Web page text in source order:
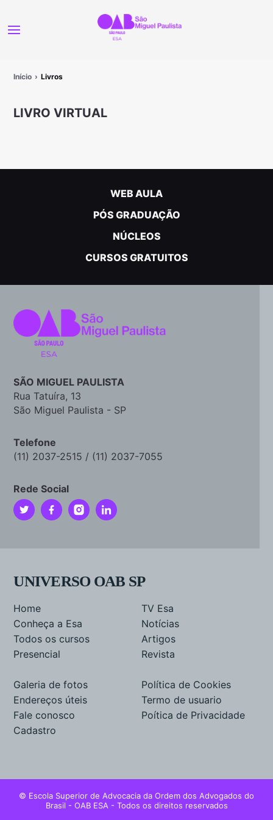
Início Livros
LIVRO VIRTUAL
WEB AULA
PÓS GRADUAÇÃO
NÚCLEOS
CURSOS GRATUITOS
SÃO MIGUEL PAULISTA
Rua Tatuíra, 13
São Miguel Paulista - SP
Telefone
(11) 2037-2515 / (11) 2037-7055
Rede Social
UNIVERSO OAB SP
Home
Conheça a Esa
Todos os cursos
Presencial
TV Esa
Notícias
Artigos
Revista
Galeria de fotos
Endereços úteis
Fale conosco
Cadastro
Política de Cookies
Termo de usuario
Poítica de Privacidade
© Escola Superior de Advocacia da Ordem dos Advogados do
Brasil - OAB ESA - Todos os direitos reservados